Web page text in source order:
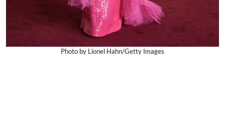
Photo by Lionel Hahn/Getty Images